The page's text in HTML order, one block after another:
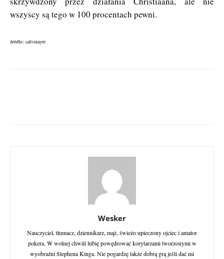
wszyscy są tego w 100 procentach pewni.
źródło: calvinayre
Wesker
Nauczyciel, tłumacz, dziennikarz, mąż, świeżo upieczony ojciec i amator
pokera. W wolnej chwili lubię powędrować korytarzami tworzonymi w
wyobraźni Stephena Kinga. Nie pogardzę także dobrą grą jeśli dać mi